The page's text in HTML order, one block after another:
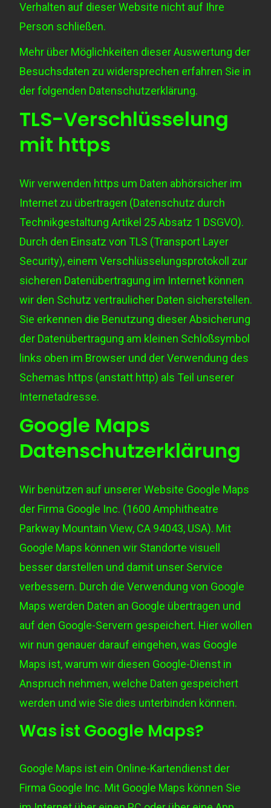
Verhalten auf dieser Website nicht auf Ihre
Person schließen.
Mehr über Möglichkeiten dieser Auswertung der
Besuchsdaten zu widersprechen erfahren Sie in
der folgenden Datenschutzerklärung.
TLS-Verschlüsselung
mit https
Wir verwenden https um Daten abhörsicher im
Internet zu übertragen (Datenschutz durch
Technikgestaltung Artikel 25 Absatz 1 DSGVO).
Durch den Einsatz von TLS (Transport Layer
Security), einem Verschlüsselungsprotokoll zur
sicheren Datenübertragung im Internet können
wir den Schutz vertraulicher Daten sicherstellen.
Sie erkennen die Benutzung dieser Absicherung
der Datenübertragung am kleinen Schloßsymbol
links oben im Browser und der Verwendung des
Schemas https (anstatt http) als Teil unserer
Internetadresse.
Google Maps
Datenschutzerklärung
Wir benützen auf unserer Website Google Maps
der Firma Google Inc. (1600 Amphitheatre
Parkway Mountain View, CA 94043, USA). Mit
Google Maps können wir Standorte visuell
besser darstellen und damit unser Service
verbessern. Durch die Verwendung von Google
Maps werden Daten an Google übertragen und
auf den Google-Servern gespeichert. Hier wollen
wir nun genauer darauf eingehen, was Google
Maps ist, warum wir diesen Google-Dienst in
Anspruch nehmen, welche Daten gespeichert
werden und wie Sie dies unterbinden können.
Was ist Google Maps?
Google Maps ist ein Online-Kartendienst der
Firma Google Inc. Mit Google Maps können Sie